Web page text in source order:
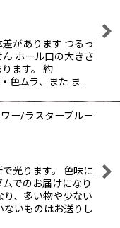
があります つるっ
ホール口の大きさ
ます。 約
ムラ、また ま…
ー/ラスターブルー
光ります。 色味に
でのお届けになり
り、多い物や少ない
ないものはお送りし